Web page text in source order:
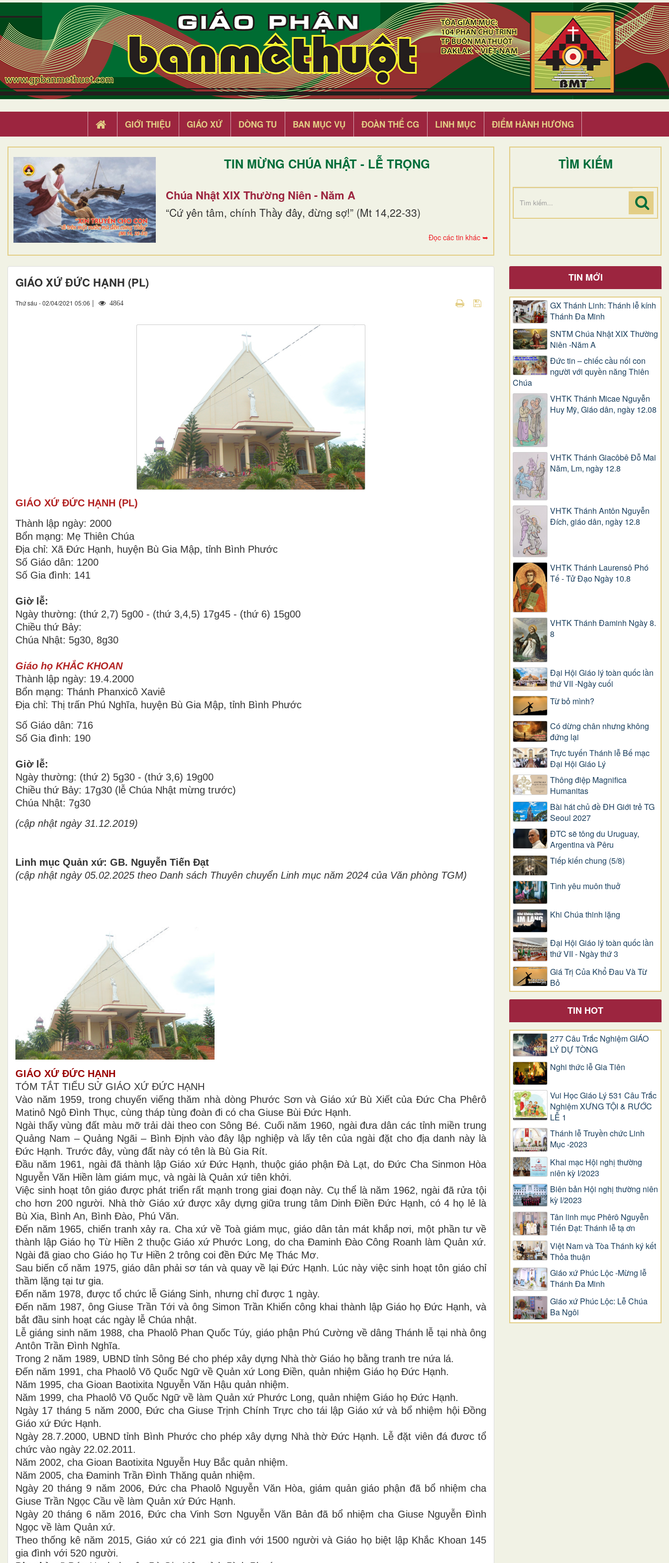
GIỚI THIỆU GIÁO XỨ DÒNG TU BAN MỤC VỤ ĐOÀN THỂ CG LINH MỤC ĐIỂM HÀNH HƯƠNG
TIN MỪNG CHÚA NHẬT - LỄ TRỌNG
Chúa Nhật XIX Thường Niên - Năm A
“Cứ yên tâm, chính Thầy đây, đừng sợ!” (Mt 14,22-33)
Đọc các tin khác ➥
TÌM KIẾM
GIÁO XỨ ĐỨC HẠNH (PL)
Thứ sáu - 02/04/2021 05:06 | 4864
GIÁO XỨ ĐỨC HẠNH (PL)
Thành lập ngày: 2000
Bổn mạng: Mẹ Thiên Chúa
Địa chỉ: Xã Đức Hạnh, huyện Bù Gia Mập, tỉnh Bình Phước
Số Giáo dân: 1200
Số Gia đình: 141
Giờ lễ:
Ngày thường: (thứ 2,7) 5g00 - (thứ 3,4,5) 17g45 - (thứ 6) 15g00
Chiều thứ Bảy:
Chúa Nhật: 5g30, 8g30
Giáo họ KHẮC KHOAN
Thành lập ngày: 19.4.2000
Bổn mạng: Thánh Phanxicô Xaviê
Địa chỉ: Thị trấn Phú Nghĩa, huyện Bù Gia Mập, tỉnh Bình Phước
Số Giáo dân: 716
Số Gia đình: 190
Giờ lễ:
Ngày thường: (thứ 2) 5g30 - (thứ 3,6) 19g00
Chiều thứ Bảy: 17g30 (lễ Chúa Nhật mừng trước)
Chúa Nhật: 7g30
(cập nhật ngày 31.12.2019)
Linh mục Quản xứ: GB. Nguyễn Tiến Đạt
(cập nhật ngày 05.02.2025 theo Danh sách Thuyên chuyển Linh mục năm 2024 của Văn phòng TGM)
GIÁO XỨ ĐỨC HẠNH
TÓM TẮT TIỂU SỬ GIÁO XỨ ĐỨC HẠNH
Vào năm 1959, trong chuyến viếng thăm nhà dòng Phước Sơn và Giáo xứ Bù Xiết của Đức Cha Phêrô
Matinô Ngô Đình Thục, cùng tháp tùng đoàn đi có cha Giuse Bùi Đức Hạnh.
Ngài thấy vùng đất màu mỡ trải dài theo con Sông Bé. Cuối năm 1960, ngài đưa dân các tỉnh miền trung
Quảng Nam – Quảng Ngãi – Bình Định vào đây lập nghiệp và lấy tên của ngài đặt cho địa danh này là
Đức Hạnh. Trước đây, vùng đất này có tên là Bù Gia Rít.
Đầu năm 1961, ngài đã thành lập Giáo xứ Đức Hạnh, thuộc giáo phận Đà Lạt, do Đức Cha Sinmon Hòa
Nguyễn Văn Hiền làm giám mục, và ngài là Quản xứ tiên khởi.
Việc sinh hoạt tôn giáo được phát triển rất mạnh trong giai đoạn này. Cụ thể là năm 1962, ngài đã rửa tội
cho hơn 200 người. Nhà thờ Giáo xứ được xây dựng giữa trung tâm Dinh Điền Đức Hạnh, có 4 họ lẻ là
Bù Xia, Bình An, Bình Đào, Phú Văn.
Đến năm 1965, chiến tranh xảy ra. Cha xứ về Toà giám mục, giáo dân tản mát khắp nơi, một phần tư về
thành lập Giáo họ Từ Hiền 2 thuộc Giáo xứ Phước Long, do cha Đaminh Đào Công Roanh làm Quản xứ.
Ngài đã giao cho Giáo họ Tư Hiền 2 trông coi đền Đức Mẹ Thác Mơ.
Sau biến cố năm 1975, giáo dân phải sơ tán và quay về lại Đức Hạnh. Lúc này việc sinh hoạt tôn giáo chỉ
thầm lặng tại tư gia.
Đến năm 1978, được tổ chức lễ Giáng Sinh, nhưng chỉ được 1 ngày.
Đến năm 1987, ông Giuse Trần Tới và ông Simon Trần Khiến công khai thành lập Giáo họ Đức Hạnh, và
bắt đầu sinh hoạt các ngày lễ Chúa nhật.
Lễ giáng sinh năm 1988, cha Phaolô Phan Quốc Túy, giáo phận Phú Cường về dâng Thánh lễ tại nhà ông
Antôn Trần Đình Nghĩa.
Trong 2 năm 1989, UBND tỉnh Sông Bé cho phép xây dựng Nhà thờ Giáo họ bằng tranh tre nứa lá.
Đến năm 1991, cha Phaolô Võ Quốc Ngữ về Quản xứ Long Điền, quản nhiệm Giáo họ Đức Hạnh.
Năm 1995, cha Gioan Baotixita Nguyễn Văn Hậu quản nhiệm.
Năm 1999, cha Phaolô Võ Quốc Ngữ về làm Quản xứ Phước Long, quản nhiệm Giáo họ Đức Hạnh.
Ngày 17 tháng 5 năm 2000, Đức cha Giuse Trịnh Chính Trực cho tái lập Giáo xứ và bổ nhiệm hội Đồng
Giáo xứ Đức Hạnh.
Ngày 28.7.2000, UBND tỉnh Bình Phước cho phép xây dựng Nhà thờ Đức Hạnh. Lễ đặt viên đá đươc tổ
chức vào ngày 22.02.2011.
Năm 2002, cha Gioan Baotixita Nguyễn Huy Bắc quản nhiệm.
Năm 2005, cha Đaminh Trần Đình Thăng quản nhiệm.
Ngày 20 tháng 9 năm 2006, Đức cha Phaolô Nguyễn Văn Hòa, giám quản giáo phận đã bổ nhiệm cha
Giuse Trần Ngọc Cầu về làm Quản xứ Đức Hạnh.
Ngày 20 tháng 6 năm 2016, Đức cha Vinh Sơn Nguyễn Văn Bản đã bổ nhiệm cha Giuse Nguyễn Đình
Ngọc về làm Quản xứ.
Theo thống kê năm 2015, Giáo xứ có 221 gia đình với 1500 người và Giáo họ biệt lập Khắc Khoan 145
gia đình với 520 người.
TIN MỚI
GX Thánh Linh: Thánh lễ kính
Thánh Đa Minh
SNTM Chúa Nhật XIX Thường
Niên -Năm A
Đức tin – chiếc cầu nối con
người với quyền năng Thiên
Chúa
VHTK Thánh Micae Nguyễn
Huy Mỹ, Giáo dân, ngày 12.08
VHTK Thánh Giacôbê Ðỗ Mai
Năm, Lm, ngày 12.8
VHTK Thánh Antôn Nguyễn
Ðích, giáo dân, ngày 12.8
VHTK Thánh Laurensô Phó
Tế - Tử Đạo Ngày 10.8
VHTK Thánh Đaminh Ngày 8.
8
Đại Hội Giáo lý toàn quốc lần
thứ VII -Ngày cuối
Từ bỏ mình?
Có dừng chân nhưng không
đứng lại
Trực tuyến Thánh lễ Bế mạc
Đại Hội Giáo Lý
Thông điệp Magnifica
Humanitas
Bài hát chủ đề ĐH Giới trẻ TG
Seoul 2027
ĐTC sẽ tông du Uruguay,
Argentina và Pêru
Tiếp kiến chung (5/8)
Tình yêu muôn thuở
Khi Chúa thinh lặng
Đại Hội Giáo lý toàn quốc lần
thứ VII - Ngày thứ 3
Giá Trị Của Khổ Ðau Và Từ
Bỏ
TIN HOT
277 Câu Trắc Nghiệm GIÁO
LÝ DỰ TÒNG
Nghi thức lễ Gia Tiên
Vui Học Giáo Lý 531 Câu Trắc
Nghiệm XƯNG TỘI & RƯỚC
LỄ 1
Thánh lễ Truyền chức Linh
Mục -2023
Khai mạc Hội nghị thường
niên kỳ I/2023
Biên bản Hội nghị thường niên
kỳ I/2023
Tân linh mục Phêrô Nguyễn
Tiến Đạt: Thánh lễ tạ ơn
Việt Nam và Tòa Thánh ký kết
Thỏa thuận
Giáo xứ Phúc Lộc -Mừng lễ
Thánh Đa Minh
Giáo xứ Phúc Lộc: Lễ Chúa
Ba Ngôi